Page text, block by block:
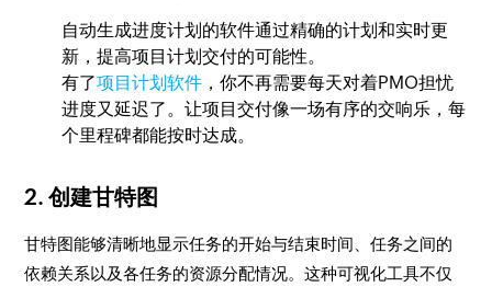
自动生成进度计划的软件通过精确的计划和实时更
新，提高项目计划交付的可能性。
有了项目计划软件 ，你不再需要每天对着PMO担忧
进度又延迟了。让项目交付像一场有序的交响乐，每
个里程碑都能按时达成。
2. 创建甘特图
甘特图能够清晰地显示任务的开始与结束时间、任务之间的
依赖关系以及各任务的资源分配情况。这种可视化工具不仅